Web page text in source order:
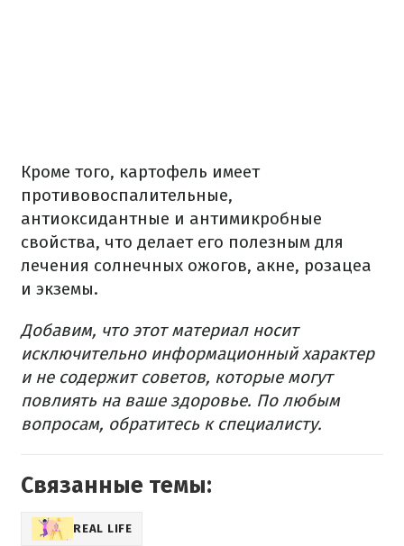
Кроме того, картофель имеет
противовоспалительные,
антиоксидантные и антимикробные
свойства, что делает его полезным для
лечения солнечных ожогов, акне, розацеа
и экземы.
Добавим, что этот материал носит
исключительно информационный характер
и не содержит советов, которые могут
повлиять на ваше здоровье. По любым
вопросам, обратитесь к специалисту.
Связанные темы:
REAL LIFE